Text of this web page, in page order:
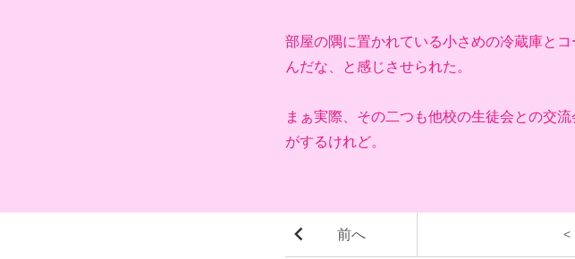
部屋の隅に置かれている小さめの冷蔵庫と
んだな、と感じさせられた。
まぁ実際、その二つも他校の生徒会との交
がするけれど。
前へ <